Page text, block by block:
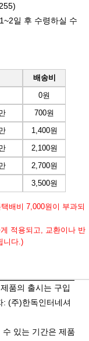
일 후 수령하실 수
배송비
0원
700원
1,400원
2,100원
2,700원
3,500원
배비 7,000원이 부과되
적용되고, 교환이나 반
니다.)
품의 출시는 구입
: (주)한독인터네셔
있는 기간은 제품